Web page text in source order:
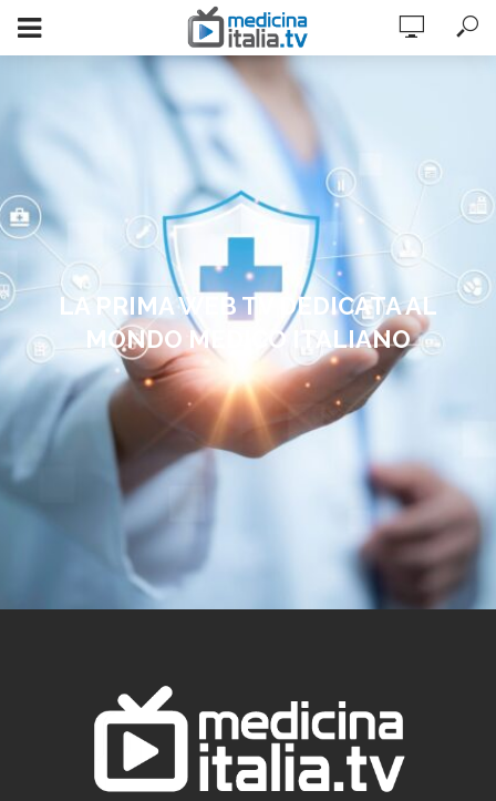
LA PRIMA WEB TV
DEDICATA AL
MONDO MEDICO ITALIANO